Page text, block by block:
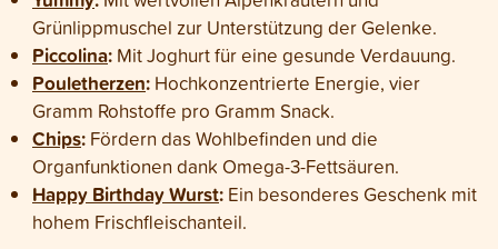
Grünlippmuschel zur Unterstützung der Gelenke.
Piccolina: Mit Joghurt für eine gesunde Verdauung.
Pouletherzen: Hochkonzentrierte Energie, vier
Gramm Rohstoffe pro Gramm Snack.
Chips: Fördern das Wohlbefinden und die
Organfunktionen dank Omega-3-Fettsäuren.
Happy Birthday Wurst: Ein besonderes Geschenk mit
hohem Frischfleischanteil.